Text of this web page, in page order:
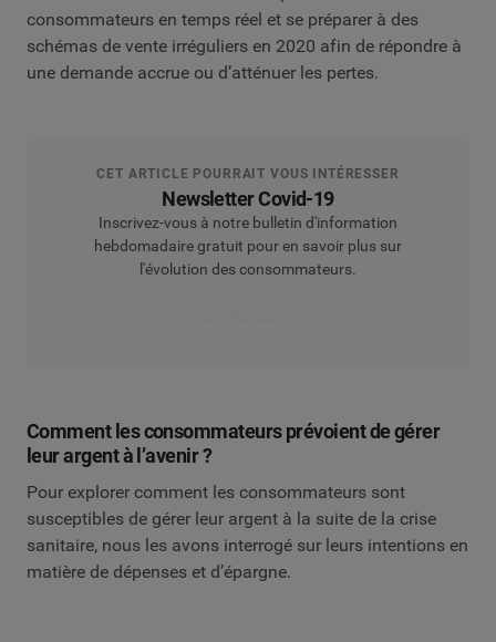
consommateurs en temps réel et se préparer à des
schémas de vente irréguliers en 2020 afin de répondre à
une demande accrue ou d’atténuer les pertes.
CET ARTICLE POURRAIT VOUS INTÉRESSER
Newsletter Covid-19
Inscrivez-vous à notre bulletin d'information
hebdomadaire gratuit pour en savoir plus sur
l'évolution des consommateurs.
Comment les consommateurs prévoient de gérer
leur argent à l’avenir ?
Pour explorer comment les consommateurs sont
susceptibles de gérer leur argent à la suite de la crise
sanitaire, nous les avons interrogé sur leurs intentions en
matière de dépenses et d’épargne.